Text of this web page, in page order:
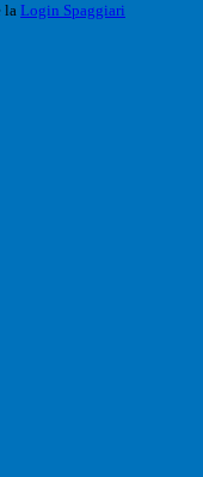
la Login Spaggiari